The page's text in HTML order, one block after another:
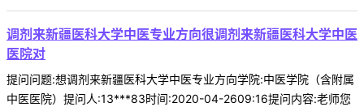
调剂来新疆医科大学中医专业方向很调剂来新疆医科大学中医
医院对
提问问题:想调剂来新疆医科大学中医专业方向学院:中医学院（含附属
中医医院）提问人:13***83时间:2020-04-2609:16提问内容:老师您